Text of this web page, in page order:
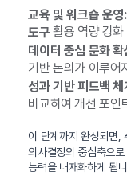
교육 및 워크숍 운영:
도구 활용 역량 강
데이터 중심 문화 확
기반 논의가 이루어
성과 기반 피드백 체
비교하여 개선 포인
이 단계까지 완성되면,
의사결정의 중심축으
능력을 내재화하게 됩